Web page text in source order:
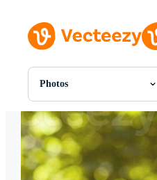
Photos
Toutes Images
Photos
PNGs
PSDs
SVGs
Modèles